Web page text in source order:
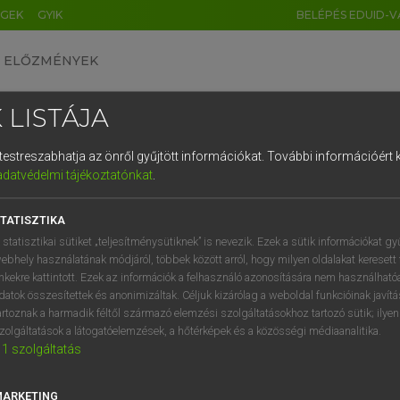
GYIK BELÉPÉS EDUID-
ELŐZMÉNYEK
angol szótár
mn
járulékos
mellékes
kísérő
fn
(nyelvtani) bővítmény
LISTÁJA
az önről gyűjtött információkat. További információért
tájékoztatónkat.
statisztikai sütiket „teljesítménysütiknek” is nevezik. Ezek a sütik információkat
használatának módjáról, többek között arról, hogy milyen oldalakat keresett
kattintott. Ezek az információk a felhasználó azonosítására nem
összesítettek és anonimizáltak. Céljuk kizárólag a weboldal funkcióinak
a harmadik féltől származó elemzési szolgáltatásokhoz tartozó sütik;
a látogatóelemzések, a hőtérképek és a közösségi médiaanalitika.
1 szolgáltatás
DE CN FR ES IT NL
1 2 3 4 5 6 7 8 9
q w e r t z u i
a s d f g h j k l é
í y x c v b n m , .